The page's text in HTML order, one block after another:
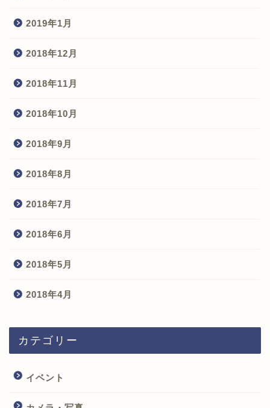
2019年1月
2018年12月
2018年11月
2018年10月
2018年9月
2018年8月
2018年7月
2018年6月
2018年5月
2018年4月
カテゴリー
イベント